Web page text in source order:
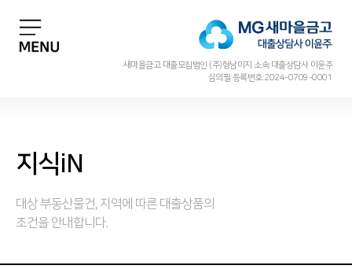
새마을금고 대출모집법인 (주)형남이지 소속:대출상담사 이윤주
심의필 등록번호:2024-0709-0001
지식iN
대상 부동산물건, 지역에 따른 대출상품의
조건을 안내합니다.